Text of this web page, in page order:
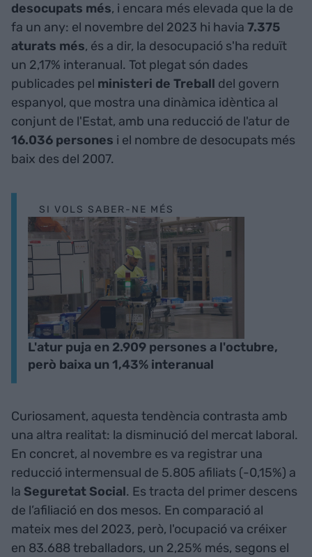
desocupats més, i encara més elevada que la de
fa un any: el novembre del 2023 hi havia 7.375
aturats més, és a dir, la desocupació s'ha reduït
un 2,17% interanual. Tot plegat són dades
publicades pel ministeri de Treball del govern
espanyol, que mostra una dinàmica idèntica al
conjunt de l'Estat, amb una reducció de l'atur de
16.036 persones i el nombre de desocupats més
baix des del 2007.
SI VOLS SABER-NE MÉS
L'atur puja en 2.909 persones a l'octubre,
però baixa un 1,43% interanual
Curiosament, aquesta tendència contrasta amb
una altra realitat: la disminució del mercat laboral.
En concret, al novembre es va registrar una
reducció intermensual de 5.805 afiliats (-0,15%) a
la Seguretat Social. Es tracta del primer descens
de l’afiliació en dos mesos. En comparació al
mateix mes del 2023, però, l'ocupació va créixer
en 83.688 treballadors, un 2,25% més, segons el